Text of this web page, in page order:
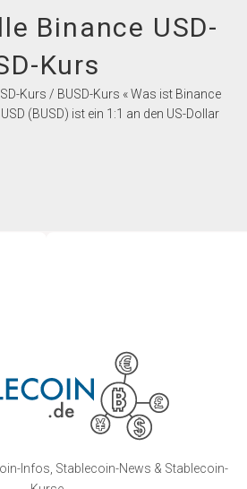
Binance USD-
Kurs
Kurs / BUSD-Kurs « Was ist Binance
(BUSD) ist ein 1:1 an den US-Dollar
Infos, Stablecoin-News & Stablecoin-